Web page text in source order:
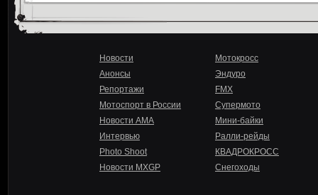
Новости
Анонсы
Репортажи
Мотоспорт в России
Новости AMA
Интервью
Photo Shoot
Новости MXGP
Мотокросс
Эндуро
FMX
Супермото
Мини-байки
Ралли-рейды
КВАДРОКРОСС
Снегоходы